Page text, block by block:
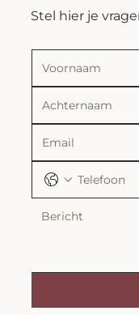
Stel hier je